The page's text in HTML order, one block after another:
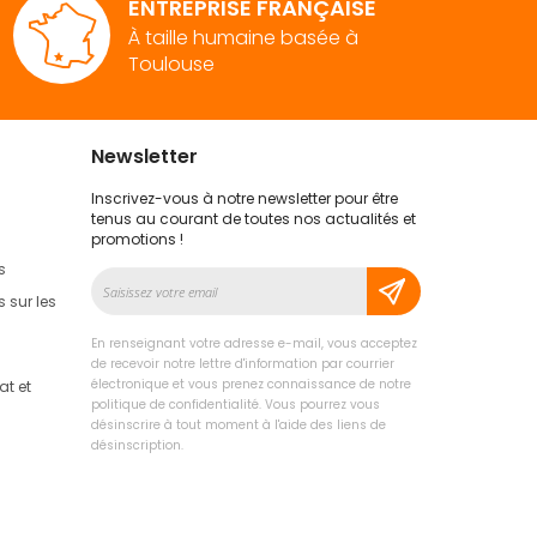
insolation …
un parapluie n’est pas suffisant pour le
d’autant plus que cela peut être difficile et
adapter afin d’éviter le risque
au sec vos enfants
; et ce sans qu’il ait besoin de sortir de
ENTREPRISE FRANÇAISE
À taille humaine basée à
Toulouse
sur les
et
Newsletter
Inscrivez-vous à notre newsletter pour être
tenus au courant de toutes nos actualités et
promotions !
lettre
d’information
:
En renseignant votre adresse e-mail, vous acceptez
de recevoir notre lettre d'information par courrier
électronique et vous prenez connaissance de notre
politique de confidentialité. Vous pourrez vous
désinscrire à tout moment à l'aide des liens de
désinscription.